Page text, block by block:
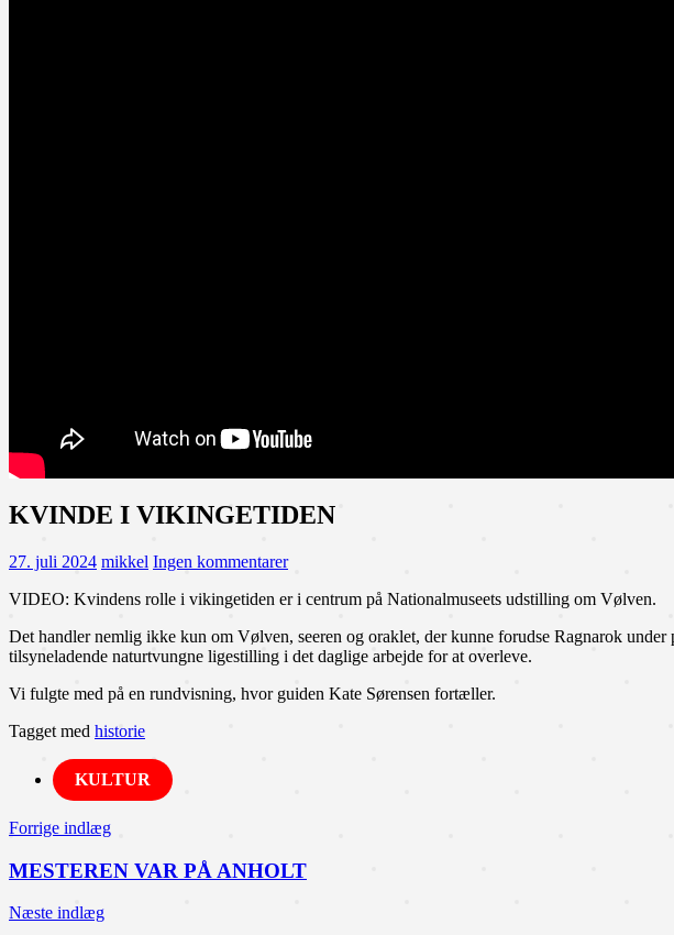
KVINDE I VIKINGETIDEN
27. juli 2024 mikkel Ingen kommentarer
VIDEO: Kvindens rolle i vikingetiden er i centrum på Nationalmuseets udstilling om Vølven.
Det handler nemlig ikke kun om Vølven, seeren og oraklet, der kunne forudse Ragnarok
tilsyneladende naturtvungne ligestilling i det daglige arbejde for at overleve.
Vi fulgte med på en rundvisning, hvor guiden Kate Sørensen fortæller.
Tagget med historie
KULTUR
Indlægsnavigation
Forrige indlæg
MESTEREN VAR PÅ ANHOLT
Næste indlæg